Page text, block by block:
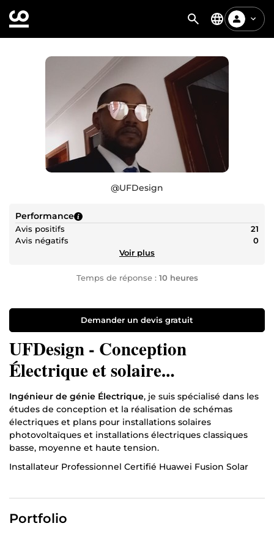
@UFDesign
Performance
Avis positifs
21
Avis négatifs
0
Voir plus
Temps de réponse : 10 heures
Demander un devis gratuit
UFDesign - Conception
Électrique et solaire
photovoltaïque - Programmation
- Rédaction technique.
Ingénieur de génie Électrique, je suis spécialisé dans les
études de conception et la réalisation de schémas
électriques et plans pour installations solaires
photovoltaïques et installations électriques classiques
basse, moyenne et haute tension.
Installateur Professionnel Certifié Huawei Fusion Solar
mes services, vous garantira un dimensionnement avec
Portfolio